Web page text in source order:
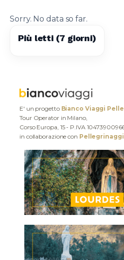
Sorry. No data so far.
Più letti (7 giorni)
E' un progetto Bianco Viaggi
Tour Operator in Milano,
Corso Europa, 15 - P.IVA
in collaborazione con